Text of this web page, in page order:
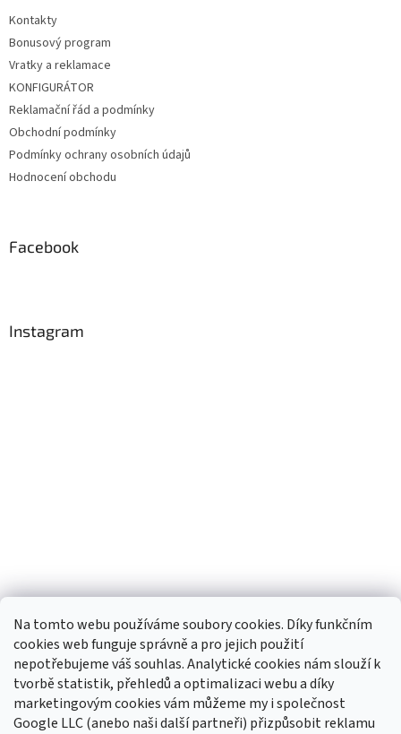
Na tomto webu používáme soubory cookies. Díky funkčním
cookies web funguje správně a pro jejich použití
nepotřebujeme váš souhlas. Analytické cookies nám slouží k
tvorbě statistik, přehledů a optimalizaci webu a díky
marketingovým cookies vám můžeme my i společnost
Google LLC (anebo naši další partneři) přizpůsobit reklamu
Kontakty
Bonusový program
Vratky a reklamace
KONFIGURÁTOR
Reklamační řád a podmínky
Obchodní podmínky
Podmínky ochrany osobních údajů
Hodnocení obchodu
Facebook
Instagram
Sledovat na Instagramu
Odebírat newsletter